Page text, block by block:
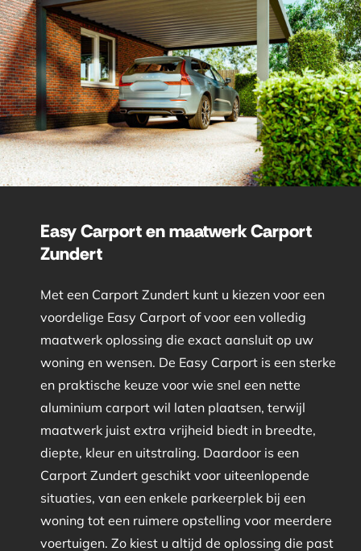
Easy Carport en maatwerk Carport
Zundert
Met een Carport Zundert kunt u kiezen voor een
voordelige Easy Carport of voor een volledig
maatwerk oplossing die exact aansluit op uw
woning en wensen. De Easy Carport is een sterke
en praktische keuze voor wie snel een nette
aluminium carport wil laten plaatsen, terwijl
maatwerk juist extra vrijheid biedt in breedte,
diepte, kleur en uitstraling. Daardoor is een
Carport Zundert geschikt voor uiteenlopende
situaties, van een enkele parkeerplek bij een
woning tot een ruimere opstelling voor meerdere
voertuigen. Zo kiest u altijd de oplossing die past